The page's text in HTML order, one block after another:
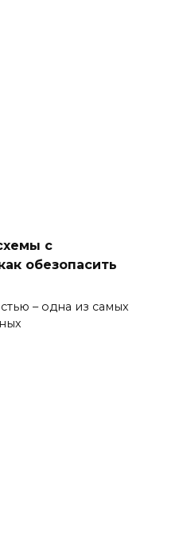
с
обезопасить
– одна из самых